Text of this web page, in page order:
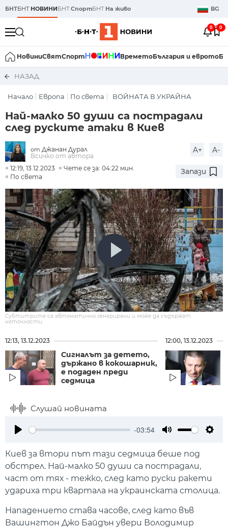
БНТБНТ НОВИНИБНТСпортБНТ На живо BG
0 0
НовиниСвятСпорт ВреметоБългария и еврото
НАЗАД
Начало Европа По света ВОЙНАТА В УКРАЙНА
Най-малко 50 души са пострадали
след руските атаки в Киев
от Джанан Дурал
Всичко от автора
A+ A-
12:19, 13.12.2023
Чете се за: 04:22 мин.
По света
Запази
Субтитрите са автоматично генерирани и може да съдържат
неточности.
12:13, 13.12.2023
Сигналът за детето,
държано в кокошарник,
е подаден преди
седмица
12:00, 13.12.2023
Слушай новината
-03:54
Киев за втори път тази седмица беше под
обстрел. Най-малко 50 души са пострадали,
част от тях - тежко, след като руски ракети
удариха три квартала на украинската столица.
Нападението става часове, след като във
Вашингтон Джо Байдън увери Володимир